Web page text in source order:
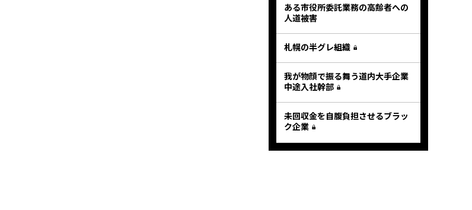
ある市役所委託業務の高齢者への
人道被害
札幌の半グレ組織
我が物顔で振る舞う道内大手企業
中途入社幹部
未回収金を自腹負担させるブラッ
ク企業